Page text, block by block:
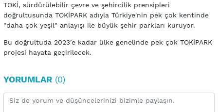
TOKİ, sürdürülebilir çevre ve şehircilik prensipleri
doğrultusunda TOKİPARK adıyla Türkiye'nin pek çok kentinde
"daha çok yeşil" anlayışı ile büyük şehir parkları kuruyor.
Bu doğrultuda 2023’e kadar ülke genelinde pek çok TOKİPARK
projesi hayata geçirilecek.
YORUMLAR (0)